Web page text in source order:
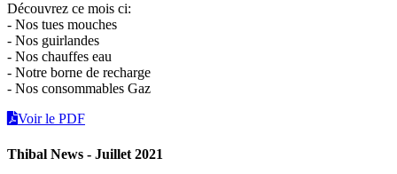
Découvrez ce mois ci:
- Nos tues mouches
- Nos guirlandes
- Nos chauffes eau
- Notre borne de recharge
- Nos consommables Gaz
Voir le PDF
Thibal News - Juillet 2021